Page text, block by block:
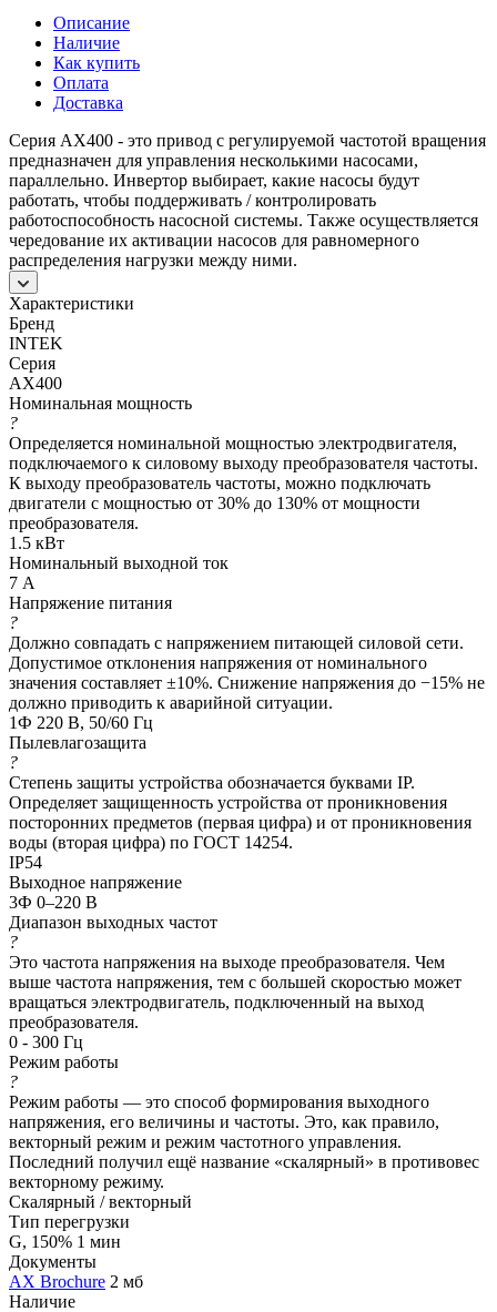
Описание
Наличие
Как купить
Оплата
Доставка
Серия AX400 - это привод с регулируемой частотой вращения
предназначен для управления несколькими насосами,
параллельно. Инвертор выбирает, какие насосы будут
работать, чтобы поддерживать / контролировать
работоспособность насосной системы. Также осуществляется
чередование их активации насосов для равномерного
распределения нагрузки между ними.
Характеристики
Бренд
INTEK
Серия
AX400
Номинальная мощность
?
Определяется номинальной мощностью электродвигателя,
подключаемого к силовому выходу преобразователя частоты.
К выходу преобразователь частоты, можно подключать
двигатели с мощностью от 30% до 130% от мощности
преобразователя.
1.5 кВт
Номинальный выходной ток
7 А
Напряжение питания
?
Должно совпадать с напряжением питающей силовой сети.
Допустимое отклонения напряжения от номинального
значения составляет ±10%. Снижение напряжения до −15% не
должно приводить к аварийной ситуации.
1Ф 220 В, 50/60 Гц
Пылевлагозащита
?
Степень защиты устройства обозначается буквами IP.
Определяет защищенность устройства от проникновения
посторонних предметов (первая цифра) и от проникновения
воды (вторая цифра) по ГОСТ 14254.
IP54
Выходное напряжение
3Ф 0–220 В
Диапазон выходных частот
?
Это частота напряжения на выходе преобразователя. Чем
выше частота напряжения, тем с большей скоростью может
вращаться электродвигатель, подключенный на выход
преобразователя.
0 - 300 Гц
Режим работы
?
Режим работы — это способ формирования выходного
напряжения, его величины и частоты. Это, как правило,
векторный режим и режим частотного управления.
Последний получил ещё название «скалярный» в противовес
векторному режиму.
Скалярный / векторный
Тип перегрузки
G, 150% 1 мин
Документы
AX Brochure 2 мб
Наличие